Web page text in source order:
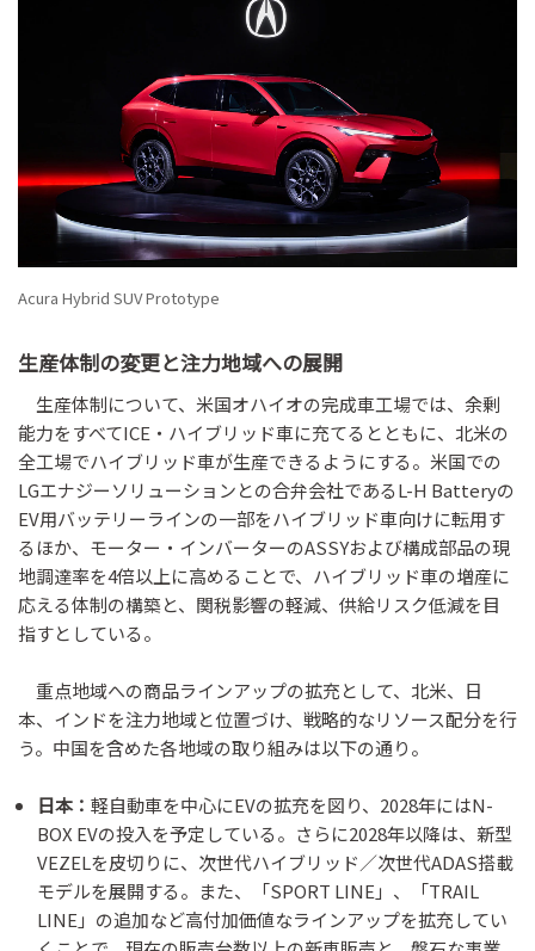
Acura Hybrid SUV Prototype
生産体制の変更と注力地域への展開
生産体制について、米国オハイオの完成車工場では、余剰
能力をすべてICE・ハイブリッド車に充てるとともに、北米の
全工場でハイブリッド車が生産できるようにする。米国での
LGエナジーソリューションとの合弁会社であるL-H Batteryの
EV用バッテリーラインの一部をハイブリッド車向けに転用す
るほか、モーター・インバーターのASSYおよび構成部品の現
地調達率を4倍以上に高めることで、ハイブリッド車の増産に
応える体制の構築と、関税影響の軽減、供給リスク低減を目
指すとしている。
重点地域への商品ラインアップの拡充として、北米、日
本、インドを注力地域と位置づけ、戦略的なリソース配分を行
う。中国を含めた各地域の取り組みは以下の通り。
日本： 軽自動車を中心にEVの拡充を図り、2028年にはN-
BOX EVの投入を予定している。さらに2028年以降は、新型
VEZELを皮切りに、次世代ハイブリッド／次世代ADAS搭載
モデルを展開する。また、「SPORT LINE」、「TRAIL
LINE」の追加など高付加価値なラインアップを拡充してい